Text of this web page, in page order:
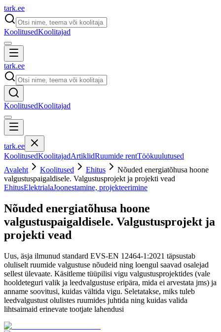
tark.ee
KoolitusedKoolitajad
tark.ee
KoolitusedKoolitajad
tark.ee
KoolitusedKoolitajadArtiklidRuumide rentTöökuulutused
Avaleht
Koolitused Ehitus
Nõuded energiatõhusa hoone
valgustuspaigaldisele. Valgustusprojekt ja projekti vead
EhitusElektrialaJoonestamine, projekteerimine
Nõuded energiatõhusa hoone
valgustuspaigaldisele. Valgustusprojekt ja
projekti vead
Uus, äsja ilmunud standard EVS-EN 12464-1:2021 täpsustab
oluliselt ruumide valgustuse nõudeid ning loengul saavad osalejad
sellest ülevaate. Käsitleme tüüpilisi vigu valgustusprojektides (vale
hooldeteguri valik ja leedvalgustuse eripära, mida ei arvestata jms) ja
anname soovitusi, kuidas vältida vigu. Seletatakse, miks tuleb
leedvalgustust olulistes ruumides juhtida ning kuidas valida
lihtsaimaid erinevate tootjate lahendusi